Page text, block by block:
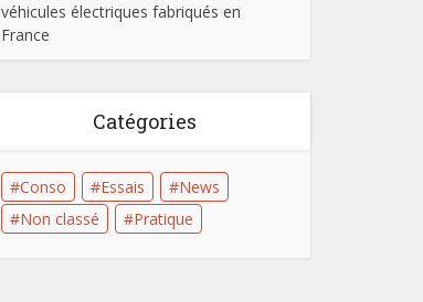
véhicules électriques fabriqués en
France
Catégories
Conso Essais
News
Non classé
Pratique